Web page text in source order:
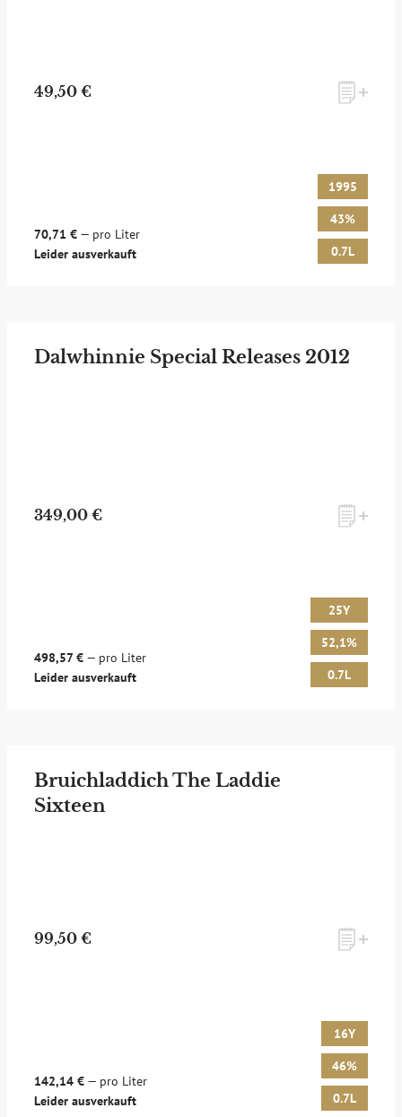
49,50 €
70,71 € — pro Liter
Leider ausverkauft
1995
43%
0.7L
Dalwhinnie Special Releases 2012
349,00 €
498,57 € — pro Liter
Leider ausverkauft
25Y
52,1%
0.7L
Bruichladdich The Laddie
Sixteen
99,50 €
142,14 € — pro Liter
Leider ausverkauft
16Y
46%
0.7L